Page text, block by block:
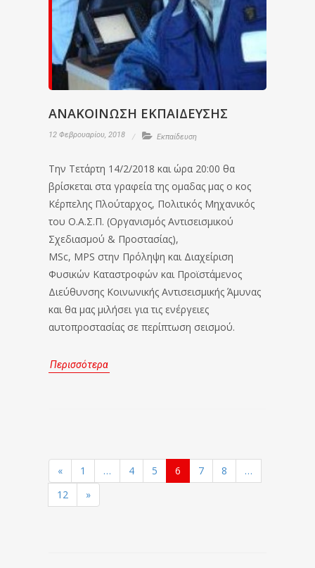
ΑΝΑΚΟΙΝΩΣΗ ΕΚΠΑΙΔΕΥΣΗΣ
12 Φεβρουαρίου, 2018 Εκπαίδευση
Την Τετάρτη 14/2/2018 και ώρα 20:00 θα
βρίσκεται στα γραφεία της ομαδας μας ο κος
Κέρπελης Πλούταρχος, Πολιτικός Μηχανικός
του Ο.Α.Σ.Π. (Οργανισμός Αντισεισμικού
Σχεδιασμού & Προστασίας),
MSc, MPS στην Πρόληψη και Διαχείριση
Φυσικών Καταστροφών και Προϊστάμενος
Διεύθυνσης Κοινωνικής Αντισεισμικής Άμυνας
και θα μας μιλήσει για τις ενέργειες
αυτοπροστασίας σε περίπτωση σεισμού.
Περισσότερα
« 1 … 4 5 6 7 8
…
12
»